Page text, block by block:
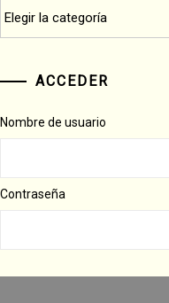
ACCEDER
Nombre de usuario
Contraseña